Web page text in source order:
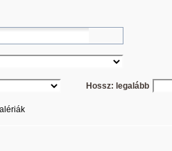
Hossz: legalább